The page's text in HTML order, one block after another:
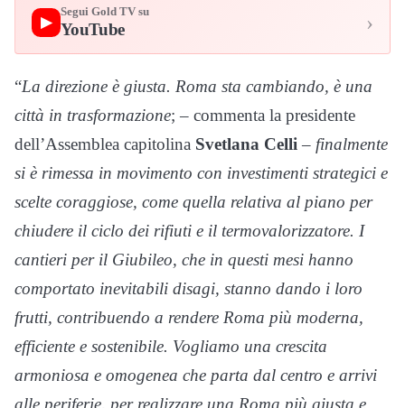
▶
Segui Gold TV su
YouTube ›
“La direzione è giusta. Roma sta cambiando, è una
città in trasformazione; – commenta la presidente
dell’Assemblea capitolina Svetlana Celli– finalmente
si è rimessa in movimento con investimenti strategici e
scelte coraggiose, come quella relativa al piano per
chiudere il ciclo dei rifiuti e il termovalorizzatore. I
cantieri per il Giubileo, che in questi mesi hanno
comportato inevitabili disagi, stanno dando i loro
frutti, contribuendo a rendere Roma più moderna,
efficiente e sostenibile. Vogliamo una crescita
armoniosa e omogenea che parta dal centro e arrivi
alle periferie, per realizzare una Roma più giusta e